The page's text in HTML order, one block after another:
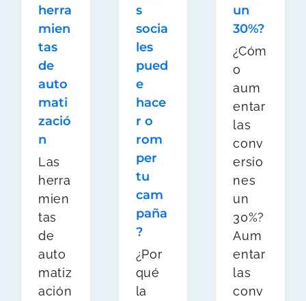
herra
mien
tas
de
auto
mati
zació
n
Las
herra
mien
tas
de
auto
matiz
ación
s
socia
les
pued
e
hace
r o
rom
per
tu
cam
paña
?
¿Por
qué
la
un
30%?
¿Cóm
o
aum
entar
las
conv
ersio
nes
un
30%?
Aum
entar
las
conv